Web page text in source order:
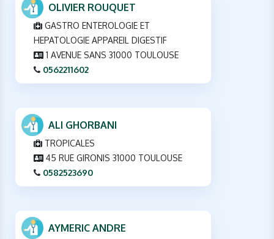
OLIVIER ROUQUET
GASTRO ENTEROLOGIE ET
HEPATOLOGIE APPAREIL DIGESTIF
1 AVENUE SANS 31000 TOULOUSE
0562211602
ALI GHORBANI
TROPICALES
45 RUE GIRONIS 31000 TOULOUSE
0582523690
AYMERIC ANDRE